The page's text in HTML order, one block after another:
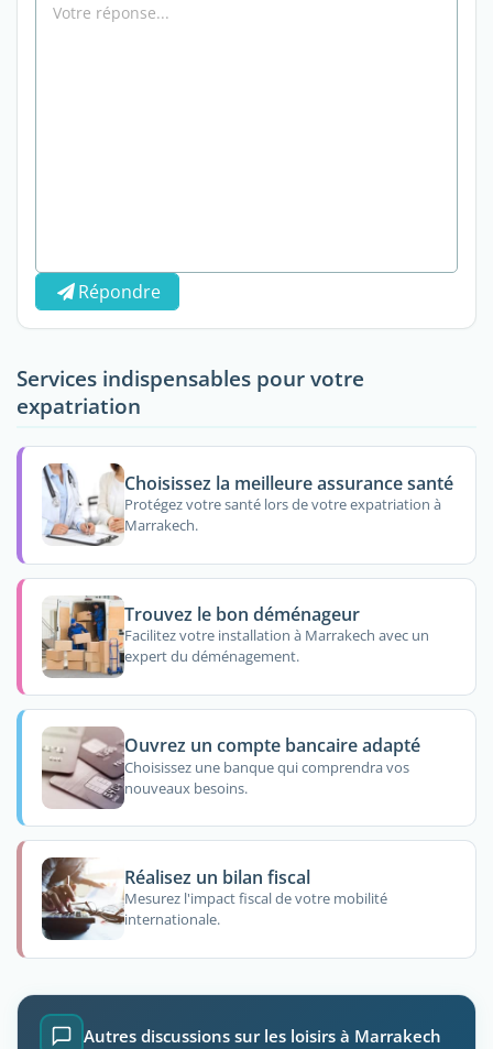
Répondre
Services indispensables pour votre
expatriation
Choisissez la meilleure assurance santé
Protégez votre santé lors de votre expatriation à
Marrakech.
Trouvez le bon déménageur
Facilitez votre installation à Marrakech avec un
expert du déménagement.
Ouvrez un compte bancaire adapté
Choisissez une banque qui comprendra vos
nouveaux besoins.
Réalisez un bilan fiscal
Mesurez l'impact fiscal de votre mobilité
internationale.
Autres discussions sur les loisirs à Marrakech